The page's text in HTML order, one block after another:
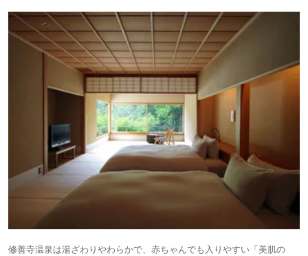
修善寺温泉は湯ざわりやわらかで、赤ちゃんでも入りやすい「美肌の